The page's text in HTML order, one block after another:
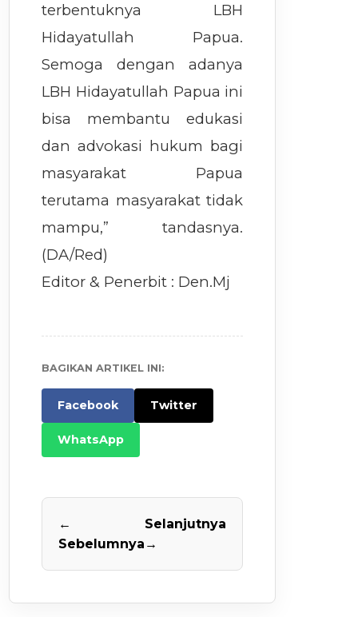
terbentuknya LBH
Hidayatullah Papua.
Semoga dengan adanya
LBH Hidayatullah Papua ini
bisa membantu edukasi
dan advokasi hukum bagi
masyarakat Papua
terutama masyarakat tidak
mampu,” tandasnya.
(DA/Red)
Editor & Penerbit : Den.Mj
BAGIKAN ARTIKEL INI:
Facebook Twitter
WhatsApp
←
Sebelumnya
Selanjutnya
→